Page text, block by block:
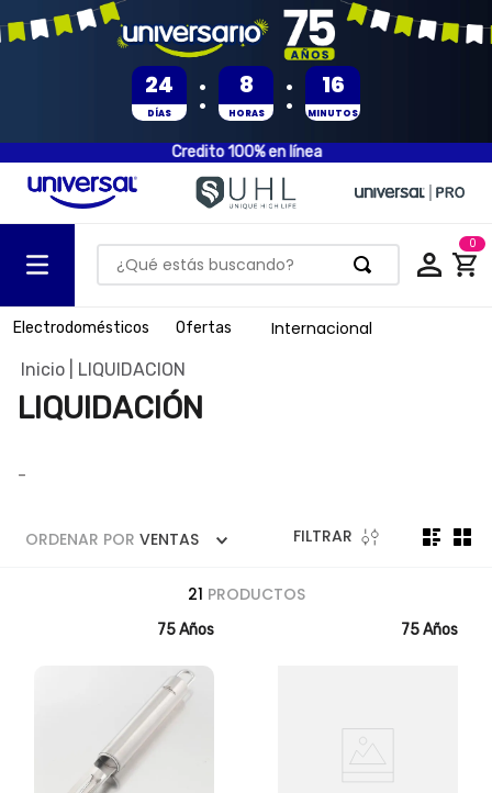
24
DÍAS : 8
HORAS : 16
MINUTOS
Credito 100% en línea
¿Qué estás buscando? 0
Electrodomésticos Ofertas Internacional
LIQUIDACION
LIQUIDACIÓN
-
ORDENAR POR VENTAS FILTRAR
21 PRODUCTOS
75 Años 75 Años
TÉRMINOS MÁS BUSCADOS
batería
.
ventilador
ollas